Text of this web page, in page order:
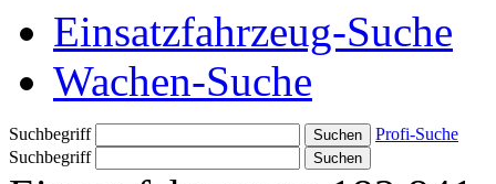
Einsatzfahrzeug-Suche
Wachen-Suche
Suchbegriff
Profi-Suche
Suchbegriff